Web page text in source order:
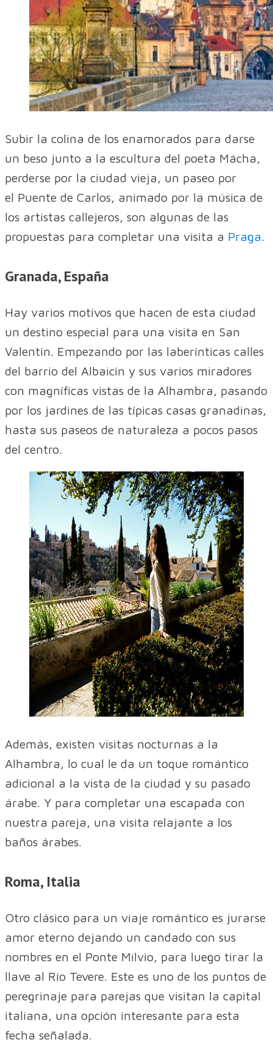
Subir la colina de los enamorados para darse
un beso junto a la escultura del poeta Mácha,
perderse por la ciudad vieja, un paseo por
el Puente de Carlos, animado por la música de
los artistas callejeros, son algunas de las
propuestas para completar una visita a Praga.
Granada, España
Hay varios motivos que hacen de esta ciudad
un destino especial para una visita en San
Valentín. Empezando por las laberínticas calles
del barrio del Albaicín y sus varios miradores
con magníficas vistas de la Alhambra, pasando
por los jardines de las típicas casas granadinas,
hasta sus paseos de naturaleza a pocos pasos
del centro.
Además, existen visitas nocturnas a la
Alhambra, lo cual le da un toque romántico
adicional a la vista de la ciudad y su pasado
árabe. Y para completar una escapada con
nuestra pareja, una visita relajante a los
baños árabes.
Roma, Italia
Otro clásico para un viaje romántico es jurarse
amor eterno dejando un candado con sus
nombres en el Ponte Milvio, para luego tirar la
llave al Río Tevere. Este es uno de los puntos de
peregrinaje para parejas que visitan la capital
italiana, una opción interesante para esta
fecha señalada.